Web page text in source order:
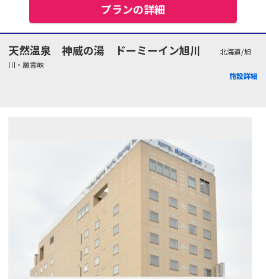
プランの詳細
天然温泉 神威の湯 ドーミーイン旭川
北海道/旭
川・層雲峡
施設詳細